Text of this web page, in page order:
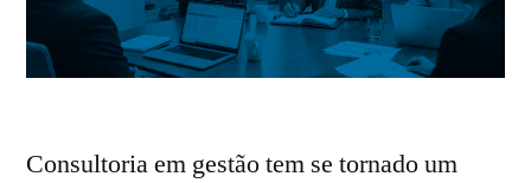
Consultoria em gestão tem se tornado um